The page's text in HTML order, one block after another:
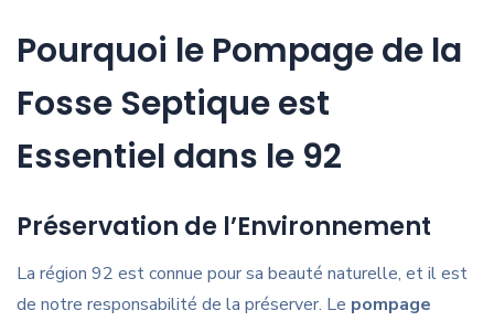
Pourquoi le Pompage de la
Fosse Septique est
Essentiel dans le 92
Préservation de l’Environnement
La région 92 est connue pour sa beauté naturelle, et il est
de notre responsabilité de la préserver. Le pompage